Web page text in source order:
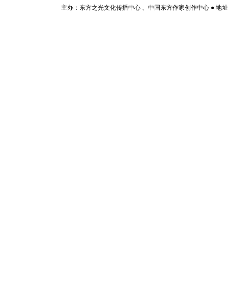
主办：东方之光文化传播中心 、中国东方作家创作中心 ● 地